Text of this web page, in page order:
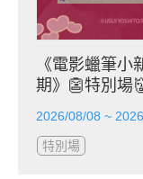
《電影蠟筆
期》👺特別場
2026/08/08 ~
特別場